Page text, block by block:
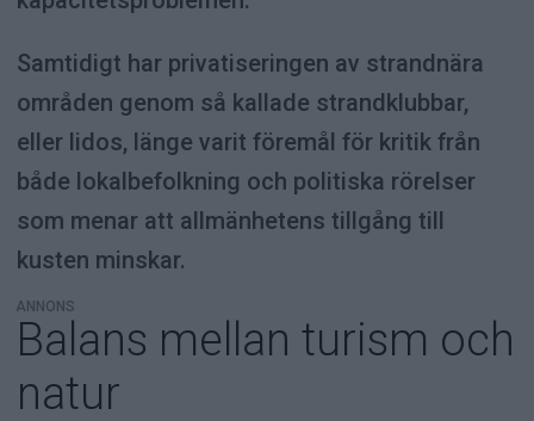
Samtidigt har privatiseringen av strandnära
områden genom så kallade strandklubbar,
eller lidos, länge varit föremål för kritik från
både lokalbefolkning och politiska rörelser
som menar att allmänhetens tillgång till
kusten minskar.
ANNONS
Balans mellan turism och
natur